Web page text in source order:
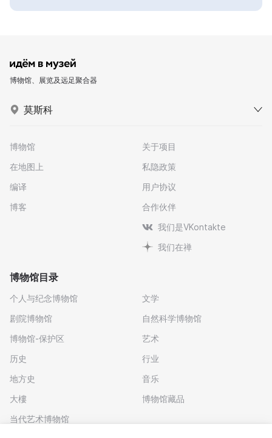
博物馆、展览及远足聚合器
莫斯科
博物馆
在地图上
编译
博客
关于项目
私隐政策
用户协议
合作伙伴
我们是VKontakte
我们在禅
博物馆目录
个人与纪念博物馆
剧院博物馆
博物馆-保护区
历史
地方史
大樓
当代艺术博物馆
文学
自然科学博物馆
艺术
行业
音乐
博物馆藏品